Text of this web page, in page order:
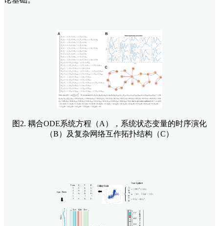
图2. 耦合ODE系统方程（A），系统状态变量的时序演化
（B）及复杂网络互作拓扑结构（C）